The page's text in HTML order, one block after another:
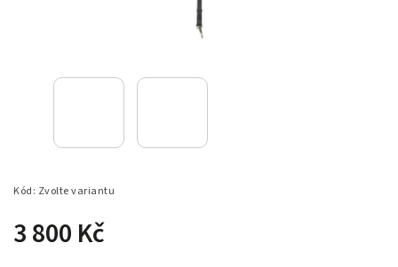
Kód: Zvolte variantu
3 800 Kč